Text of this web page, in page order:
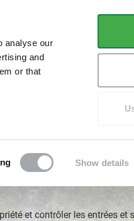
analyse our
and
or that
Show details
et contrôler les entrées et